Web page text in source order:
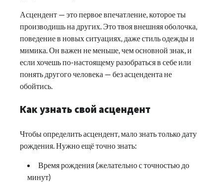
Асцендент — это первое впечатление, которое ты
производишь на других. Это твоя внешняя оболочка,
поведение в новых ситуациях, даже стиль одежды и
мимика. Он важен не меньше, чем основной знак, и
если хочешь по-настоящему разобраться в себе или
понять другого человека — без асцендента не
обойтись.
Как узнать свой асцендент
Чтобы определить асцендент, мало знать только дату
рождения. Нужно ещё точно знать:
Время рождения (желательно с точностью до
минут)